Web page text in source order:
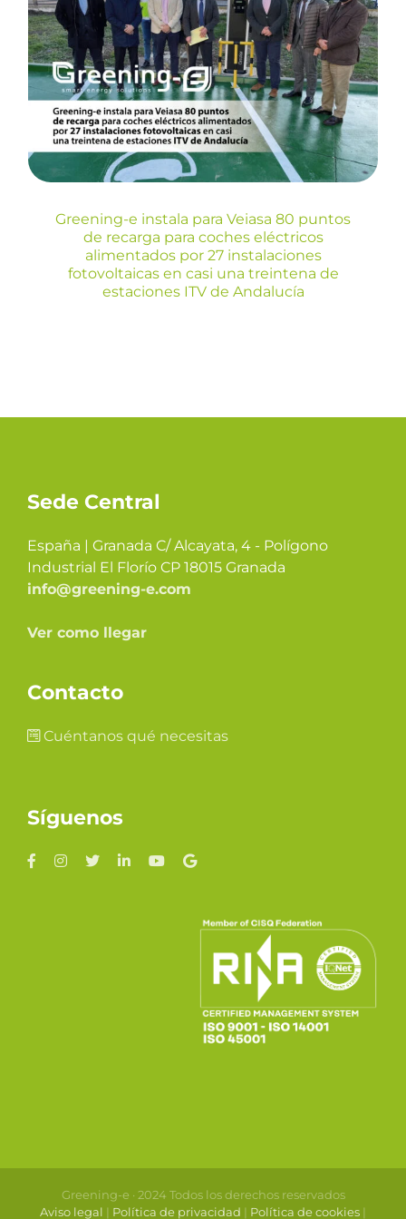
para coches eléctricos
alimentados por 27
instalaciones fotovoltaicas en
casi una treintena de
estaciones ITV de Andalucía
Blog
Greening-e instala para Veiasa 80 puntos
de recarga para coches eléctricos
alimentados por 27 instalaciones
fotovoltaicas en casi una treintena de
estaciones ITV de Andalucía
Sede Central
España | Granada C/ Alcayata, 4 - Polígono
Industrial El Florío CP 18015 Granada
info@greening-e.com
Ver como llegar
Contacto
Cuéntanos qué necesitas
Síguenos
Greening-e · 2024 Todos los derechos reservados
Aviso legal | Política de privacidad | Política de cookies |